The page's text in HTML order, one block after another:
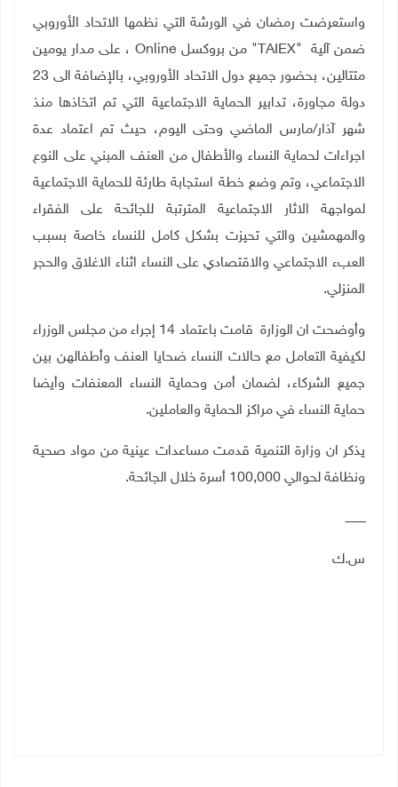
واستعرضت رمضان في الورشة التي نظمها الاتحاد الأوروبي
ضمن آلية
TAIEX"" من بروكسل line On ، على مدار يومين
متتالين، بحضور جميع دول الاتحاد الأوروبي، بالإضافة الى 23
دولة مجاورة، تدابير الحماية الاجتماعية التي تم اتخاذها منذ
شهر آذار/مارس الماضي وحتى اليوم، حيث تم اعتماد عدة
اجراءات لحماية النساء والأطفال من العنف المبني على النوع
الاجتماعي، وتم وضع خطة استجابة طارئة للحماية الاجتماعية
لمواجهة الاثار الاجتماعية المترتبة للجائحة على الفقراء
والمهمشين والتي تحيزت بشكل كامل للنساء خاصة بسبب
العبء الاجتماعي والاقتصادي على النساء اثناء الاغلاق والحجر
المنزلي.
وأوضحت ان الوزارة قامت باعتماد 14 إجراء من مجلس الوزراء
لكيفية التعامل مع حالات النساء ضحايا العنف وأطفالهن بين
جميع الشركاء، لضمان أمن وحماية النساء المعنفات وأيضا
حماية النساء في مراكز الحماية والعاملين.
يذكر ان وزارة التنمية قدمت مساعدات عينية من مواد صحية
ونظافة لحوالي 100,000 أسرة خلال الجائحة
.
ـــــــــــ
س.ك